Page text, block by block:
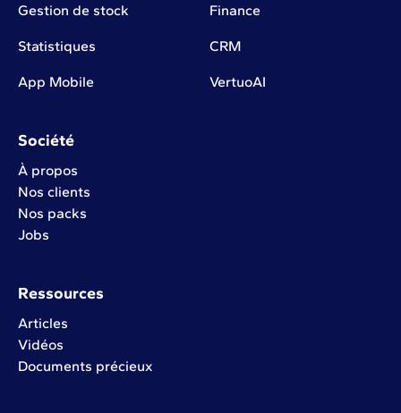
Gestion de stock Finance
Statistiques CRM
App Mobile VertuoAI
Société
À propos
Nos clients
Nos packs
Jobs
Ressources
Articles
Vidéos
Documents précieux